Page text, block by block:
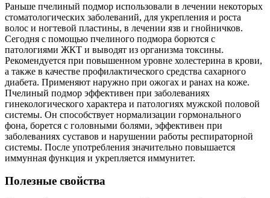
Раньше пчелиный подмор использовали в лечении некоторых
стоматологических заболеваний, для укрепления и роста
волос и ногтевой пластины, в лечении язв и гнойничков.
Сегодня с помощью пчелиного подмора борются с
патологиями ЖКТ и выводят из организма токсины.
Рекомендуется при повышенном уровне холестерина в крови,
а также в качестве профилактического средства сахарного
диабета. Применяют наружно при ожогах и ранах на коже.
Пчелиный подмор эффективен при заболеваниях
гинекологического характера и патологиях мужской половой
системы. Он способствует нормализации гормонального
фона, борется с головными болями, эффективен при
заболеваниях суставов и нарушении работы респираторной
системы. После употребления значительно повышается
иммунная функция и укрепляется иммунитет.
Полезные свойства